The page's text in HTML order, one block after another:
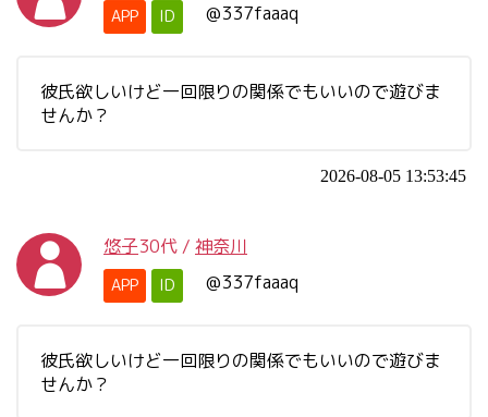
APP ID @337faaaq
彼氏欲しいけど一回限りの関係でもいいので遊びま
せんか？
2026-08-05 13:53:45
悠子30代 / 神奈川
APP ID @337faaaq
彼氏欲しいけど一回限りの関係でもいいので遊びま
せんか？